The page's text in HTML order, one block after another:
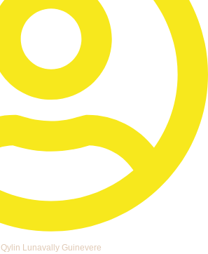
Qylin Lunavally Guinevere